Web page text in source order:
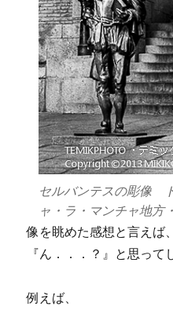
セルバンテスの彫像
ャ・ラ・マンチャ地
像を眺めた感想と言えば
『ん．．．？』と思って
例えば、